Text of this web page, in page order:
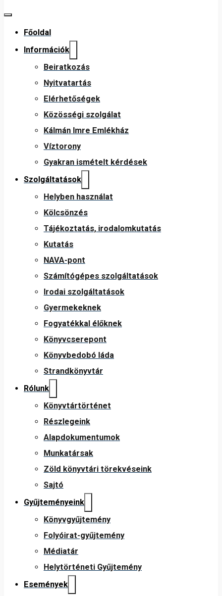
Főoldal
Információk
Beiratkozás
Nyitvatartás
Elérhetőségek
Közösségi szolgálat
Kálmán Imre Emlékház
Víztorony
Gyakran ismételt kérdések
Szolgáltatások
Helyben használat
Kölcsönzés
Tájékoztatás, irodalomkutatás
Kutatás
NAVA-pont
Számítógépes szolgáltatások
Irodai szolgáltatások
Gyermekeknek
Fogyatékkal élőknek
Könyvcserepont
Könyvbedobó láda
Strandkönyvtár
Rólunk
Könyvtártörténet
Részlegeink
Alapdokumentumok
Munkatársak
Zöld könyvtári törekvéseink
Sajtó
Gyűjteményeink
Könyvgyűjtemény
Folyóirat-gyűjtemény
Médiatár
Helytörténeti Gyűjtemény
Események